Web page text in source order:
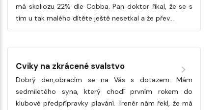
má skoliozu 22% dle Cobba. Pan doktor říkal, že se s
tím u tak malého dítěte ještě nesetkal a že přev…
Cviky na zkrácené svalstvo
Dobrý den,obracím se na Vás s dotazem. Mám
sedmiletého syna, který chodí prvním rokem do
klubové předpřípravky plavání. Trenér nám řekl, že má